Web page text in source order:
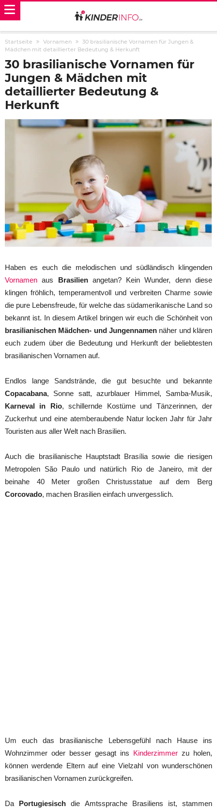
Startseite Vornamen
30 brasilianische Vornamen für Jungen &
Mädchen mit detaillierter Bedeutung & Herkunft
30 brasilianische Vornamen für
Jungen & Mädchen mit
detaillierter Bedeutung &
Herkunft
Haben es euch die melodischen und südländisch klingenden
Vornamen aus Brasilienangetan? Kein Wunder, denn diese
klingen fröhlich, temperamentvoll und verbreiten Charme sowie
die pure Lebensfreude, für welche das südamerikanische Land so
bekannt ist. In diesem Artikel bringen wir euch die Schönheit von
brasilianischen Mädchen- und Jungennamen näher und klären
euch zudem über die Bedeutung und Herkunft der beliebtesten
brasilianischen Vornamen auf.
Endlos lange Sandstrände, die gut besuchte und bekannte
Copacabana, Sonne satt, azurblauer Himmel, Samba-Musik,
Karneval in Rio, schillernde Kostüme und Tänzerinnen, der
Zuckerhut und eine atemberaubende Natur locken Jahr für Jahr
Touristen aus aller Welt nach Brasilien.
Auch die brasilianische Hauptstadt Brasília sowie die riesigen
Metropolen São Paulo und natürlich Rio de Janeiro, mit der
beinahe 40 Meter großen Christusstatue auf dem Berg
Corcovado, machen Brasilien einfach unvergesslich.
Um euch das brasilianische Lebensgefühl nach Hause ins
Wohnzimmer oder besser gesagt ins Kinderzimmer zu holen,
können werdende Eltern auf eine Vielzahl von wunderschönen
brasilianischen Vornamen zurückgreifen.
Da Portugiesisch die Amtssprache Brasiliens ist, stammen